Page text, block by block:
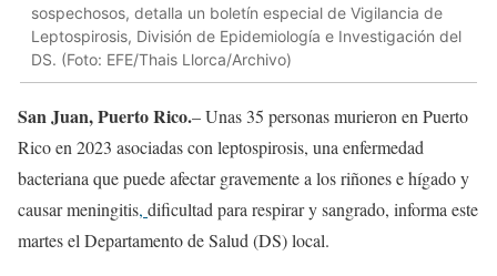
sospechosos, detalla un boletín especial de Vigilancia de
Leptospirosis, División de Epidemiología e Investigación del
DS. (Foto: EFE/Thais Llorca/Archivo)
San Juan, Puerto Rico.– Unas 35 personas murieron en Puerto
Rico en 2023 asociadas con leptospirosis, una enfermedad
bacteriana que puede afectar gravemente a los riñones e hígado y
causar meningitis, dificultad para respirar y sangrado, informa este
martes el Departamento de Salud (DS) local.